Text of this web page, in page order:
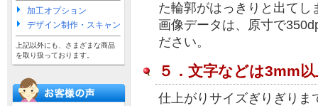
加工オプション
デザイン制作・スキャン
上記以外にも、さまざまな商品
を取り扱っております。
た輪郭がはっきりと出てし
画像データは、原寸で
ださい。
５．文字などは3mm
仕上がりサイズぎりぎりま